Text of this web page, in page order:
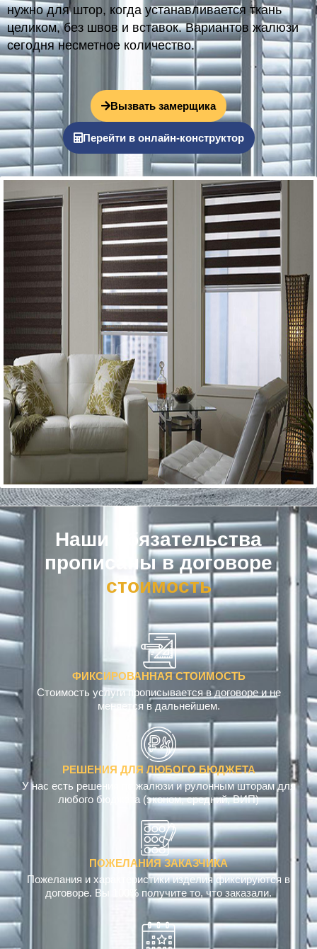
нужно для штор, когда устанавливается ткань
целиком, без швов и вставок. Вариантов жалюзи
сегодня несметное количество.
Вызвать замерщика
Перейти в онлайн-конструктор
Наши обязательства
прописаны в договоре к
ФИКСИРОВАННАЯ СТОИМОСТЬ
Стоимость услуги прописывается в договоре и не
меняется в дальнейшем.
РЕШЕНИЯ ДЛЯ ЛЮБОГО БЮДЖЕТА
У нас есть решения по жалюзи и рулонным шторам для
любого бюджета (эконом, средний, ВИП)
ПОЖЕЛАНИЯ ЗАКАЗЧИКА
Пожелания и характеристики изделия фиксируются в
договоре. Вы 100% получите то, что заказали.
КОМПЕНСАЦИЯ ЗА СРЫВ СРОКОВ